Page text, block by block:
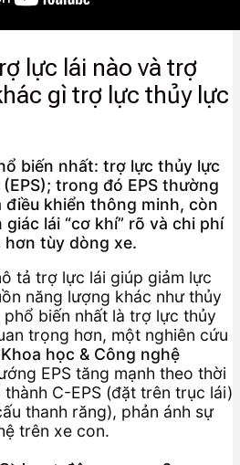
lực lái nào và trợ
gì trợ lực thủy lực
biến nhất: trợ lực thủy lực
trong đó EPS thường
điều khiển thông minh, còn
lái “cơ khí” rõ và chi phí
hơn tùy dòng xe.
tả trợ lực lái giúp giảm lực
năng lượng khác như thủy
biến nhất là trợ lực thủy
trọng hơn, một nghiên cứu
học & Công nghệ
EPS tăng mạnh theo thời
thành C-EPS (đặt trên trục lái)
thanh răng), phản ánh sự
trên xe con.